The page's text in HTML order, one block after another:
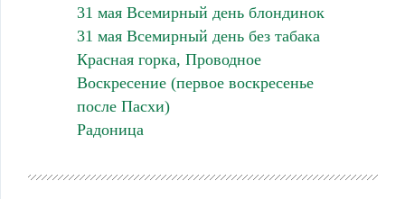
31 мая Всемирный день блондинок
31 мая Всемирный день без табака
Красная горка, Проводное
Воскресение (первое воскресенье
после Пасхи)
Радоница